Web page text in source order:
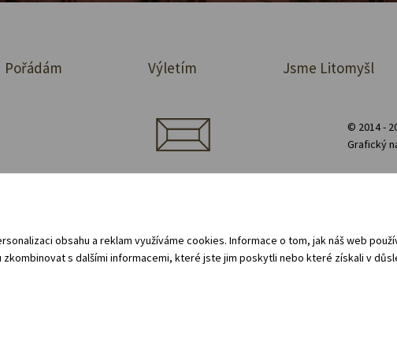
Pořádám Výletím Jsme Litomyšl
© 2014 -
Grafický
obsahu a reklam využíváme cookies. Informace o tom, jak náš web
s dalšími informacemi, které jste jim poskytli nebo které získali v